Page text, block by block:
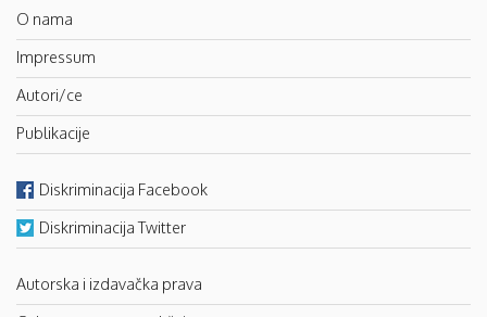
O nama
Impressum
Autori/ce
Publikacije
Diskriminacija Facebook
Diskriminacija Twitter
Autorska i izdavačka prava